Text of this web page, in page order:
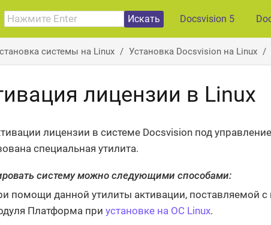
Искать Docsvision 5
системы на Linux Установка Docsvision на Linux
лицензии в Linux
лицензии в системе Docsvision под
специальная утилита.
систему можно следующими способами:
помощи данной утилиты активации, поставляемой с
Платформа при установке на ОС Linux.